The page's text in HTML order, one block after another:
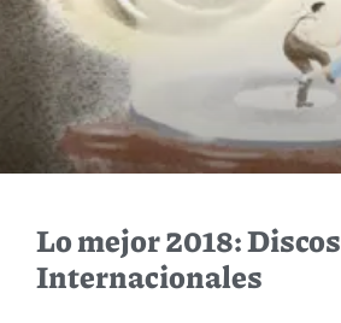
Lo mejor 2018: Discos
Internacionales